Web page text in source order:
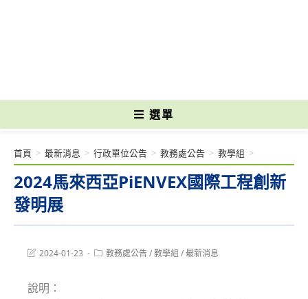
選單
2024馬來西亞PiENVEX國際工程創新
發明展
首頁 > 最新消息 > 行政單位公告 > 教務處公告 > 教學組 >
Post2024-01-23
Post教務處公告/教學組 /最新消息
說明：